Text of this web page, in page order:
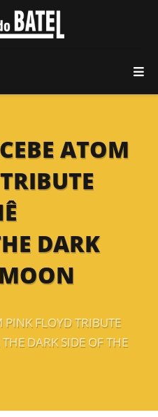
ATOM
DARK
PINK FLOYD TRIBUTE
DARK SIDE OF THE